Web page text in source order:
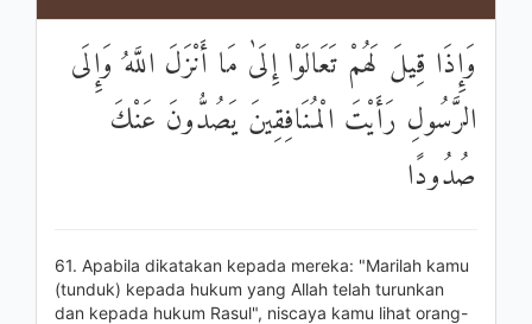
وَإِذَا قِيلَ لَهُمْ تَعَالَوْا إِلَىٰ مَا أَنْزَلَ اللَّهُ وَإِلَى
الرَّسُولِ رَأَيْتَ الْمُنَافِقِينَ يَصُدُّونَ عَنْكَ
صُدُودًا
61. Apabila dikatakan kepada mereka: "Marilah kamu
(tunduk) kepada hukum yang Allah telah turunkan
dan kepada hukum Rasul", niscaya kamu lihat orang-